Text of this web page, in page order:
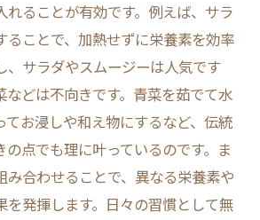
れることが有効です。例えば、サラ
ることで、加熱せずに栄養素を効率
、サラダやスムージーは人気です
などは不向きです。青菜を茹でて水
てお浸しや和え物にするなど、伝統
の点でも理に叶っているのです。ま
み合わせることで、異なる栄養素や
を発揮します。日々の習慣として無